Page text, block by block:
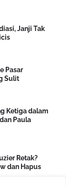
Janji Tak
Pasar
Sulit
Ketiga dalam
Paula
Retak?
dan Hapus